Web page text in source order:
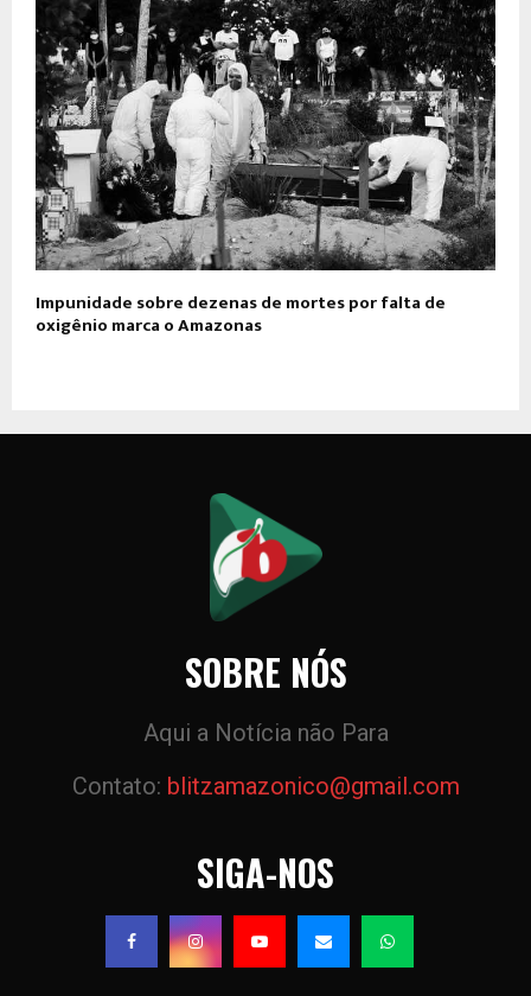
Impunidade sobre dezenas de mortes por falta de
oxigênio marca o Amazonas
SOBRE NÓS
Aqui a Notícia não Para
Contato: blitzamazonico@gmail.com
SIGA-NOS